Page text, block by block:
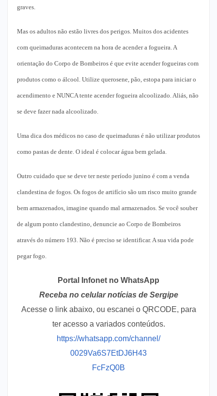
graves.
Mas os adultos não estão livres dos perigos. Muitos dos acidentes
com queimaduras acontecem na hora de acender a fogueira. A
orientação do Corpo de Bombeiros é que evite acender fogueiras com
produtos como o álcool. Utilize querosene, pão, estopa para iniciar o
acendimento e NUNCA tente acender fogueira alcoolizado. Aliás, não
se deve fazer nada alcoolizado.
Uma dica dos médicos no caso de queimaduras é não utilizar produtos
como pastas de dente. O ideal é colocar água bem gelada.
Outro cuidado que se deve ter neste período junino é com a venda
clandestina de fogos. Os fogos de artifício são um risco muito grande
bem armazenados, imagine quando mal armazenados. Se você souber
de algum ponto clandestino, denuncie ao Corpo de Bombeiros
através do número 193. Não é preciso se identificar. A sua vida pode
pegar fogo.
Portal Infonet no WhatsApp
Receba no celular notícias de Sergipe
Acesse o link abaixo, ou escanei o QRCODE, para
ter acesso a variados conteúdos.
https://whatsapp.com/channel/
0029Va6S7EtDJ6H43
FcFzQ0B